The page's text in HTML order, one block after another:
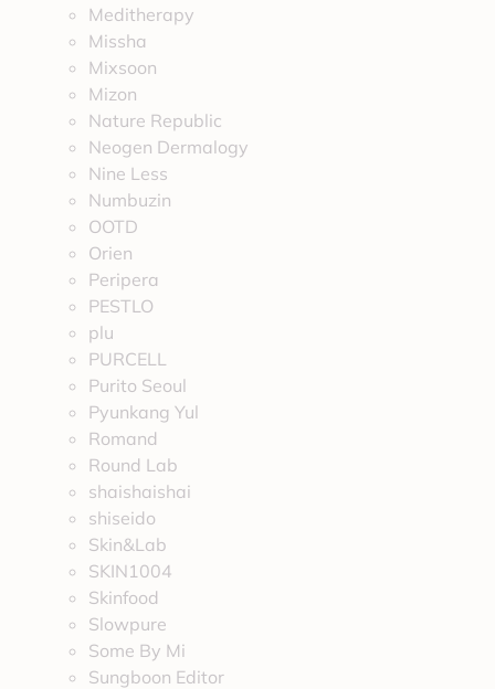
Meditherapy
Missha
Mixsoon
Mizon
Nature Republic
Neogen Dermalogy
Nine Less
Numbuzin
OOTD
Orien
Peripera
PESTLO
plu
PURCELL
Purito Seoul
Pyunkang Yul
Romand
Round Lab
shaishaishai
shiseido
Skin&Lab
SKIN1004
Skinfood
Slowpure
Some By Mi
Sungboon Editor